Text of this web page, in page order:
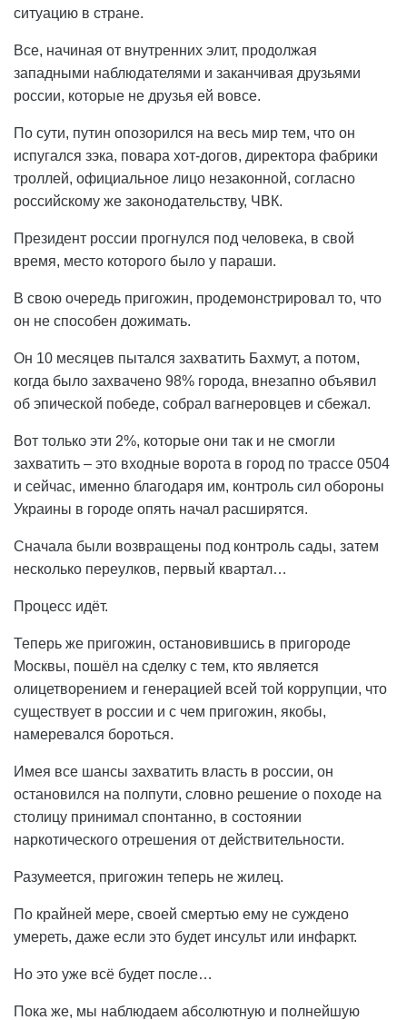
ситуацию в стране.
Все, начиная от внутренних элит, продолжая
западными наблюдателями и заканчивая друзьями
россии, которые не друзья ей вовсе.
По сути, путин опозорился на весь мир тем, что он
испугался зэка, повара хот-догов, директора фабрики
троллей, официальное лицо незаконной, согласно
российскому же законодательству, ЧВК.
Президент россии прогнулся под человека, в свой
время, место которого было у параши.
В свою очередь пригожин, продемонстрировал то, что
он не способен дожимать.
Он 10 месяцев пытался захватить Бахмут, а потом,
когда было захвачено 98% города, внезапно объявил
об эпической победе, собрал вагнеровцев и сбежал.
Вот только эти 2%, которые они так и не смогли
захватить – это входные ворота в город по трассе 0504
и сейчас, именно благодаря им, контроль сил обороны
Украины в городе опять начал расширятся.
Сначала были возвращены под контроль сады, затем
несколько переулков, первый квартал…
Процесс идёт.
Теперь же пригожин, остановившись в пригороде
Москвы, пошёл на сделку с тем, кто является
олицетворением и генерацией всей той коррупции, что
существует в россии и с чем пригожин, якобы,
намеревался бороться.
Имея все шансы захватить власть в россии, он
остановился на полпути, словно решение о походе на
столицу принимал спонтанно, в состоянии
наркотического отрешения от действительности.
Разумеется, пригожин теперь не жилец.
По крайней мере, своей смертью ему не суждено
умереть, даже если это будет инсульт или инфаркт.
Но это уже всё будет после…
Пока же, мы наблюдаем абсолютную и полнейшую